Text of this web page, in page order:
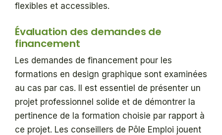
flexibles et accessibles.
Évaluation des demandes de
financement
Les demandes de financement pour les
formations en design graphique sont examinées
au cas par cas. Il est essentiel de présenter un
projet professionnel solide et de démontrer la
pertinence de la formation choisie par rapport à
ce projet. Les conseillers de Pôle Emploi jouent